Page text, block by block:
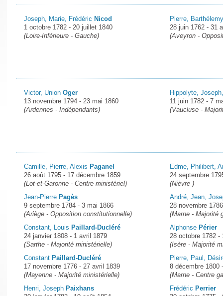
Joseph, Marie, Frédéric Nicod
1 octobre 1782 - 20 juillet 1840
(Loire-Inférieure - Gauche)
Pierre,
28 juin 1762 - 31
(Aveyron -
Victor, Union Oger
13 novembre 1794 - 23 mai 1860
(Ardennes - Indépendants)
Hippolyte,
11 juin 1782 - 7
(Vaucluse -
Camille, Pierre, Alexis Paganel
26 août 1795 - 17 décembre 1859
(Lot-et-Garonne - Centre ministériel)
Jean-Pierre Pagès
9 septembre 1784 - 3 mai 1866
(Ariège - Opposition constitutionnelle)
Constant, Louis Paillard-Ducléré
24 janvier 1808 - 1 avril 1879
(Sarthe - Majorité ministérielle)
Constant Paillard-Ducléré
17 novembre 1776 - 27 avril 1839
(Mayenne - Majorité ministérielle)
Henri, Joseph Paixhans
Edme, Philibert,
24 septembre
(Nièvre )
André, Jean,
28 novembre
(Marne - Majorité
Alphonse Périer
28 octobre 1782 -
(Isère - Majorité
Pierre, Paul,
8 décembre 1800
(Marne - Centre
Frédéric Perrier